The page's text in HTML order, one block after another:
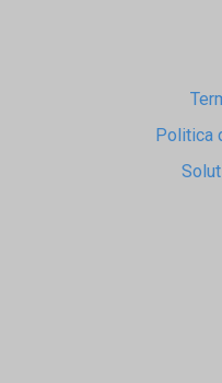
Politica